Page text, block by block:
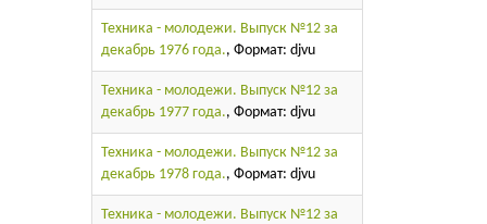
Техника - молодежи. Выпуск №12 за
декабрь 1976 года., Формат: djvu
Техника - молодежи. Выпуск №12 за
декабрь 1977 года., Формат: djvu
Техника - молодежи. Выпуск №12 за
декабрь 1978 года., Формат: djvu
Техника - молодежи. Выпуск №12 за